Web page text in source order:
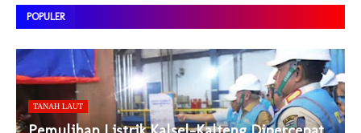
POPULER
TANAH LAUT